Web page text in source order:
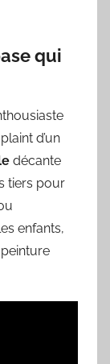
qui
d’un
décante
tiers pour
enfants,